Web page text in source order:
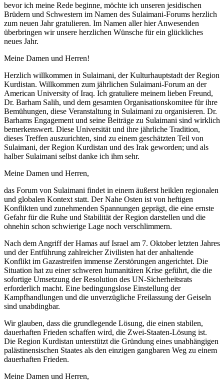
bevor ich meine Rede beginne, möchte ich unseren jesidischen
Brüdern und Schwestern im Namen des Sulaimani-Forums herzlich
zum neuen Jahr gratulieren. Im Namen aller hier Anwesenden
überbringen wir unsere herzlichen Wünsche für ein glückliches
neues Jahr.
Meine Damen und Herren!
Herzlich willkommen in Sulaimani, der Kulturhauptstadt der Region
Kurdistan. Willkommen zum jährlichen Sulaimani-Forum an der
American University of Iraq. Ich gratuliere meinem lieben Freund,
Dr. Barham Salih, und dem gesamten Organisationskomitee für ihre
Bemühungen, diese Veranstaltung in Sulaimani zu organisieren. Dr.
Barhams Engagement und seine Beiträge zu Sulaimani sind wirklich
bemerkenswert. Diese Universität und ihre jährliche Tradition,
dieses Treffen auszurichten, sind zu einem geschätzten Teil von
Sulaimani, der Region Kurdistan und des Irak geworden; und als
halber Sulaimani selbst danke ich ihm sehr.
Meine Damen und Herren,
das Forum von Sulaimani findet in einem äußerst heiklen regionalen
und globalen Kontext statt. Der Nahe Osten ist von heftigen
Konflikten und zunehmenden Spannungen geprägt, die eine ernste
Gefahr für die Ruhe und Stabilität der Region darstellen und die
ohnehin schon schwierige Lage noch verschlimmern.
Nach dem Angriff der Hamas auf Israel am 7. Oktober letzten Jahres
und der Entführung zahlreicher Zivilisten hat der anhaltende
Konflikt im Gazastreifen immense Zerstörungen angerichtet. Die
Situation hat zu einer schweren humanitären Krise geführt, die die
sofortige Umsetzung der Resolution des UN-Sicherheitsrats
erforderlich macht. Eine bedingungslose Einstellung der
Kampfhandlungen und die unverzügliche Freilassung der Geiseln
sind unabdingbar.
Wir glauben, dass die grundlegende Lösung, die einen stabilen,
dauerhaften Frieden schaffen wird, die Zwei-Staaten-Lösung ist.
Die Region Kurdistan unterstützt die Gründung eines unabhängigen
palästinensischen Staates als den einzigen gangbaren Weg zu einem
dauerhaften Frieden.
Meine Damen und Herren,